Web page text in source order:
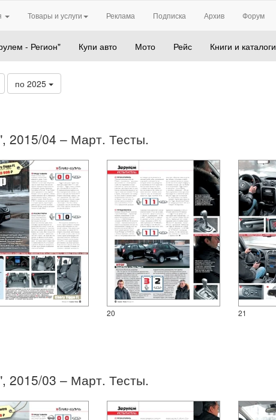
Товары и услуги Реклама Подписка Архив Форум
- Регион" Купи авто Мото Рейс Книги и каталоги
по 2025
2015/04 – Март. Тесты.
20 21
2015/03 – Март. Тесты.